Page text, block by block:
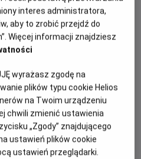
Dave Collard
SZCZEGÓŁÓW
zając odkrywa, że nie jest
kurozająców potrzebuje
podróż do legendarnej
tam moc może odmienić
droga, przeciwnicy gotowi
interes administratora,
aby to zrobić przejdź do
Więcej informacji znajdziesz
wyrażasz zgodę na
plików typu cookie Helios
na Twoim urządzeniu
chwili zmienić ustawienia
„Zgody” znajdującego
ustawień plików cookie
ustawień przeglądarki.